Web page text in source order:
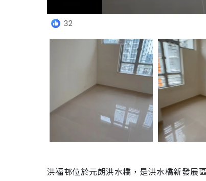
洪福邨位於元朗洪水橋，是洪水橋新發展